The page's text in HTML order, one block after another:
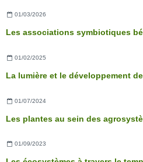
01/03/2026
01/02/2025
La lumière et le développement
01/07/2024
Les plantes au sein des
01/09/2023